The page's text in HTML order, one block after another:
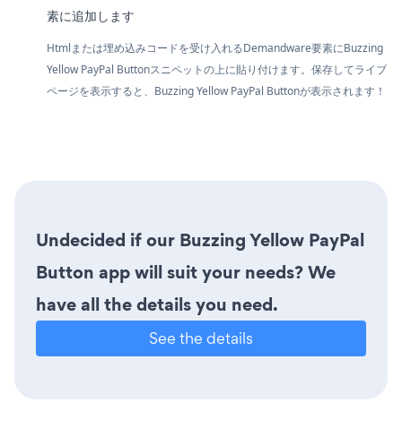
素に追加します
Htmlまたは埋め込みコードを受け入れるDemandware要素にBuzzing
Yellow PayPal Buttonスニペットの上に貼り付けます。保存してライブ
ページを表示すると、Buzzing Yellow PayPal Buttonが表示されます！
Undecided if our Buzzing Yellow PayPal
Button app will suit your needs? We
have all the details you need.
See the details